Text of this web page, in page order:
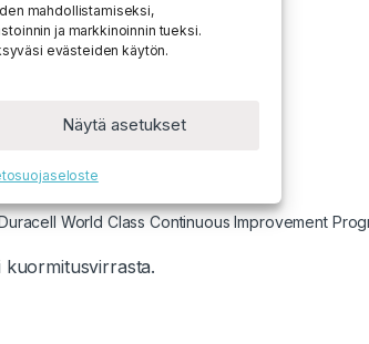
mahdollistamiseksi,
ja markkinoinnin tueksi.
evästeiden käytön.
Näytä asetukset
World Class Continuous Improvement
kuormitusvirrasta.